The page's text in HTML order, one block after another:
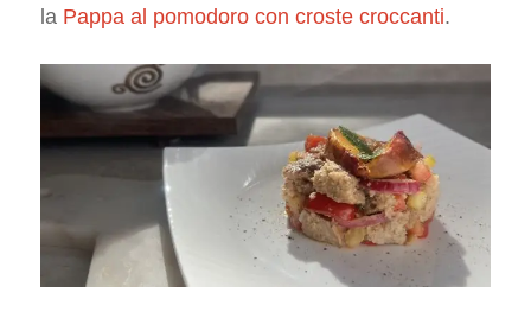
la Pappa al pomodoro con croste croccanti.